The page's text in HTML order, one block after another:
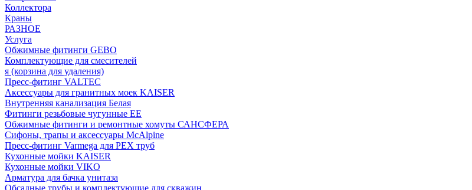
Коллектора
Краны
РАЗНОЕ
Услуга
Обжимные фитинги GEBO
Комплектующие для смесителей
я (корзина для удаления)
Пресс-фитинг VALTEC
Аксессуары для гранитных моек KAISER
Внутренняя канализация Белая
Фитинги резьбовые чугунные EE
Обжимные фитинги и ремонтные хомуты САНСФЕРА
Сифоны, трапы и аксессуары McAlpine
Пресс-фитинг Varmega для PEX труб
Кухонные мойки KAISER
Кухонные мойки VIKO
Арматура для бачка унитаза
Обсадные трубы и комплектующие для скважин